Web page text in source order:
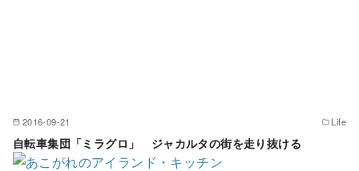
2016-09-21 Life
自転車集団「ミラグロ」 ジャカルタの街を走り抜ける